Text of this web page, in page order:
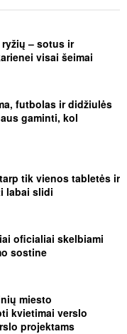
– sotus ir
visai šeimai
futbolas ir didžiulės
gaminti, kol
tik vienos tabletės ir
labai slidi
oficialiai skelbiami
sostine
miesto
kvietimai verslo
projektams